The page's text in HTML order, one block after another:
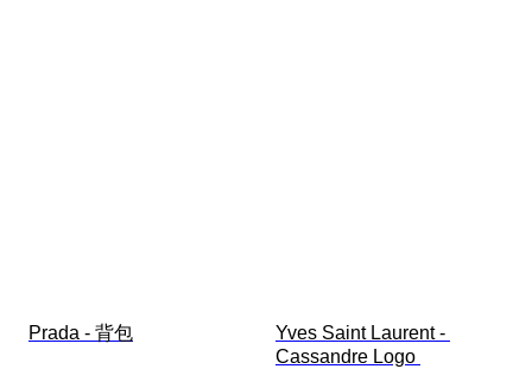
Prada - 背包
Yves Saint Laurent -
Cassandre Logo